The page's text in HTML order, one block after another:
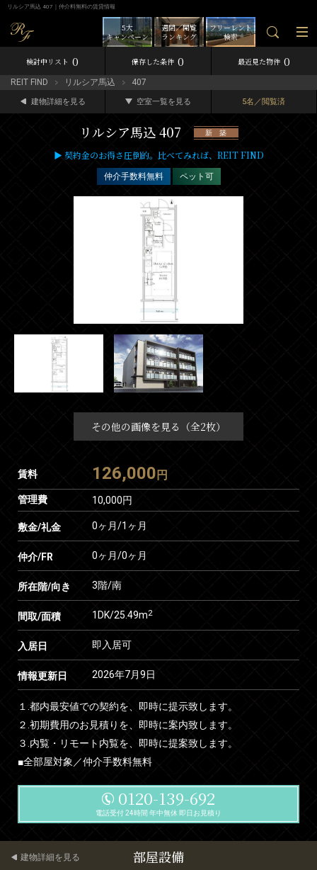
リルシア馬込 407｜仲介料無料の賃貸情報
フリーレント
検索
週間／閲覧
ランキング
5大
キャンペーン
検討中リスト 0 保存した条件 0 最近見た物件 0
REIT FIND リルシア馬込 407
建物詳細を見る 空室一覧を見る 5名／閲覧済
リルシア馬込 407 新 築
▶ 契約金のお得さ圧倒的。比べてみれば、REIT FIND
仲介手数料無料 ペット可
その他の画像を見る（全2枚）
賃料 126,000 円
管理費 10,000円
敷金/礼金 0ヶ月/1ヶ月
仲介/FR 0ヶ月/0ヶ月
所在階/向き 3階/南
間取/面積 1DK/25.49m2
入居日 即入居可
情報更新日 2026年7月9日
１.都内最安値での契約を、即時に提示致します。
２.初期費用のお見積りを、即時に案内致します。
３.内覧・リモート内覧を、即時に提案致します。
■全部屋対象／仲介手数料無料
0120-139-692
電話受付 24時間 年中無休 即日お見積り
部屋設備
建物詳細を見る